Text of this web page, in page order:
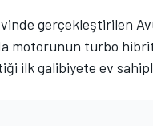
gerçekleştirilen
motorunun turbo
ilk galibiyete ev